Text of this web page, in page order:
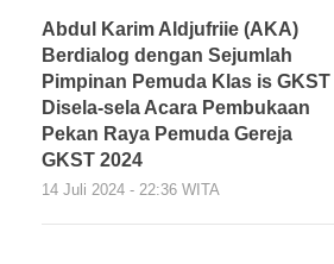
Abdul Karim Aldjufriie (AKA)
Berdialog dengan Sejumlah
Pimpinan Pemuda Klas is GKST
Disela-sela Acara Pembukaan
Pekan Raya Pemuda Gereja
GKST 2024
14 Juli 2024 - 22:36 WITA